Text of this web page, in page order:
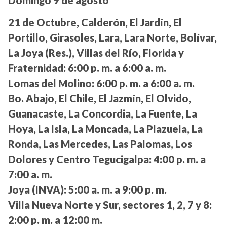
21 de Octubre, Calderón, El Jardín, El
Portillo, Girasoles, Lara, Lara Norte, Bolívar,
La Joya (Res.), Villas del Río, Florida y
Fraternidad: 6:00 p. m. a 6:00 a. m.
Lomas del Molino: 6:00 p. m. a 6:00 a. m.
Bo. Abajo, El Chile, El Jazmín, El Olvido,
Guanacaste, La Concordia, La Fuente, La
Hoya, La Isla, La Moncada, La Plazuela, La
Ronda, Las Mercedes, Las Palomas, Los
Dolores y Centro Tegucigalpa: 4:00 p. m. a
7:00 a. m.
Joya (INVA): 5:00 a. m. a 9:00 p. m.
Villa Nueva Norte y Sur, sectores 1, 2, 7 y 8:
2:00 p. m. a 12:00 m.